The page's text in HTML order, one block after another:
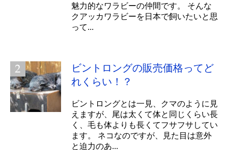
魅力的なワラビーの仲間です。 そんな
クアッカワラビーを日本で飼いたいと思
って...
ビントロングの販売価格ってど
れくらい！？
ビントロングとは一見、クマのように見
えますが、尾は太くて体と同じくらい長
く、毛も体よりも長くてフサフサしてい
ます。 ネコなのですが、見た目は意外
と迫力のあ...